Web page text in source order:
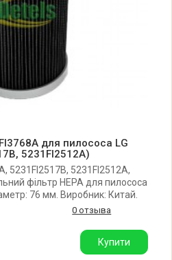
для пилососа LG
5231FI2512A)
5231FI2517B, 5231FI2512A,
фільтр HEPA для пилососа
76 мм. Виробник: Китай.
0 отзыва
Купити